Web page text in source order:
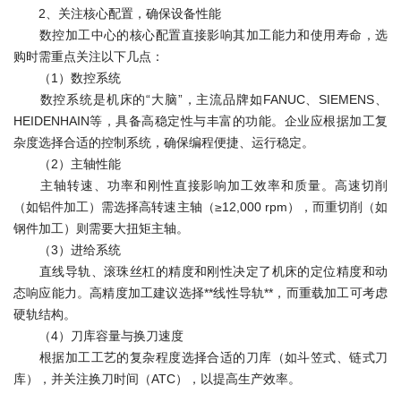
2、关注核心配置，确保设备性能
数控加工中心的核心配置直接影响其加工能力和使用寿命，选
购时需重点关注以下几点：
（1）数控系统
数控系统是机床的“大脑”，主流品牌如FANUC、SIEMENS、
HEIDENHAIN等，具备高稳定性与丰富的功能。企业应根据加工复
杂度选择合适的控制系统，确保编程便捷、运行稳定。
（2）主轴性能
主轴转速、功率和刚性直接影响加工效率和质量。高速切削
（如铝件加工）需选择高转速主轴（≥12,000 rpm），而重切削（如
钢件加工）则需要大扭矩主轴。
（3）进给系统
直线导轨、滚珠丝杠的精度和刚性决定了机床的定位精度和动
态响应能力。高精度加工建议选择**线性导轨**，而重载加工可考虑
硬轨结构。
（4）刀库容量与换刀速度
根据加工工艺的复杂程度选择合适的刀库（如斗笠式、链式刀
库），并关注换刀时间（ATC），以提高生产效率。